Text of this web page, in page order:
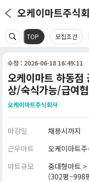
오케이마트주식
TOP 모집조건
수정 : 2026-06-18 16:49:11
오케이마트 하동
상/숙식가능/급여
오케이마트주식회사
마감일
채용시까지
근무마트
오케이마트
마트규모
중대형마트
(302평~998